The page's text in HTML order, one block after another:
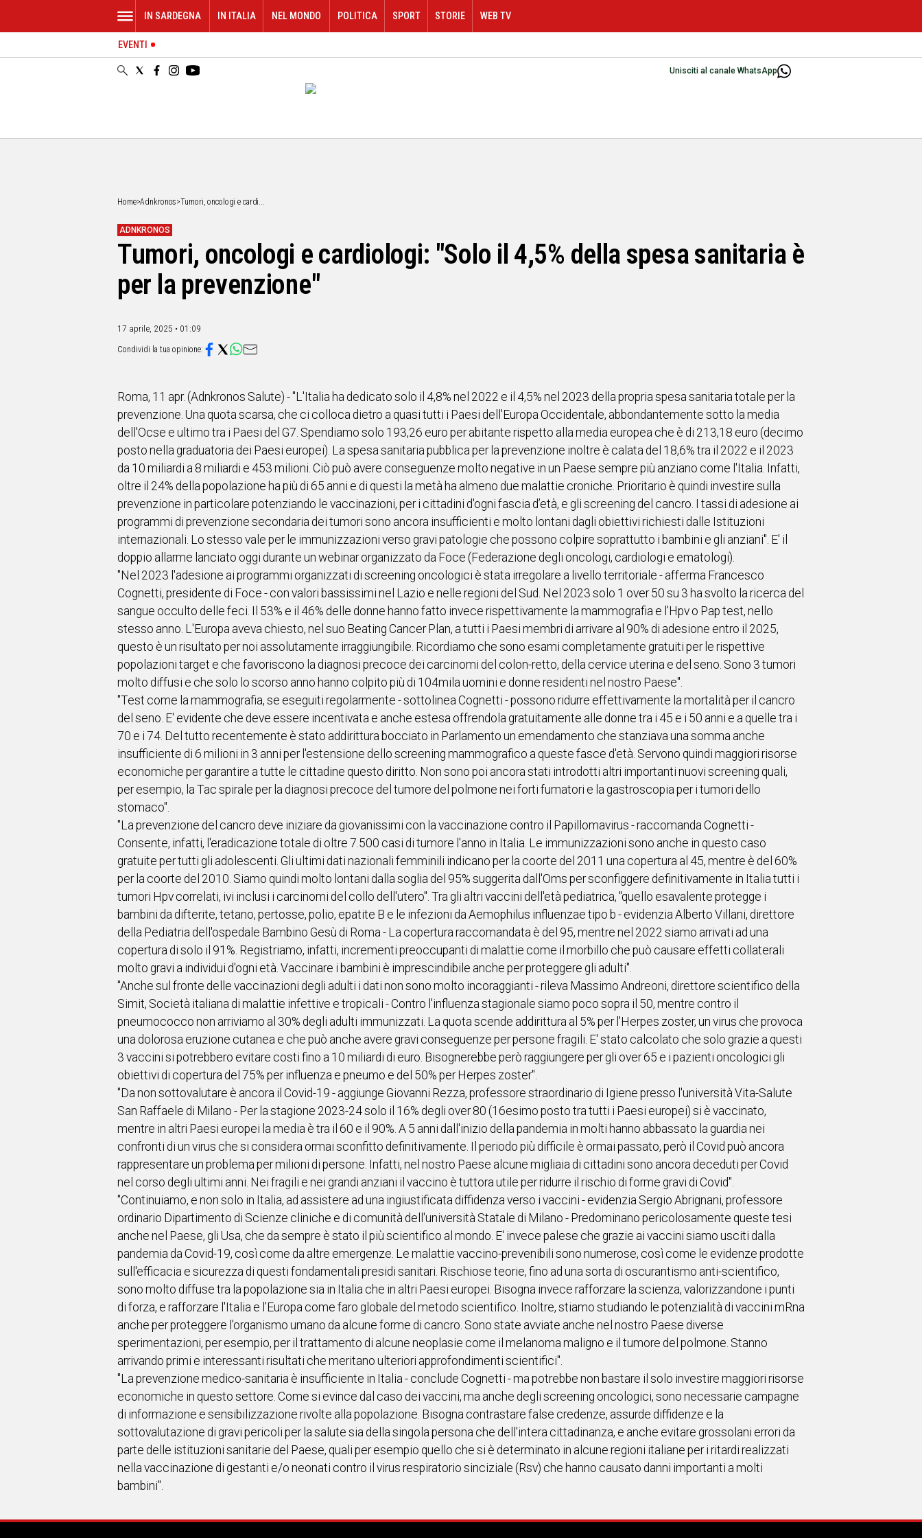
ORISTANO
Vai
Unisciti al canale WhatsApp
IN SARDEGNA IN ITALIA NEL MONDO POLITICA SPORT STORIE WEB TV
EVENTI
Home>Adnkronos>Tumori, oncologi e cardi...
ADNKRONOS
Tumori, oncologi e cardiologi: "Solo il 4,5% della spesa sanitaria è
per la prevenzione"
17 aprile, 2025 • 01:09
Roma, 11 apr. (Adnkronos Salute) - "L'Italia ha dedicato solo il 4,8% nel 2022 e il 4,5% nel 2023 della propria spesa sanitaria totale per la
prevenzione. Una quota scarsa, che ci colloca dietro a quasi tutti i Paesi dell'Europa Occidentale, abbondantemente sotto la media
dell'Ocse e ultimo tra i Paesi del G7. Spendiamo solo 193,26 euro per abitante rispetto alla media europea che è di 213,18 euro (decimo
posto nella graduatoria dei Paesi europei). La spesa sanitaria pubblica per la prevenzione inoltre è calata del 18,6% tra il 2022 e il 2023
da 10 miliardi a 8 miliardi e 453 milioni. Ciò può avere conseguenze molto negative in un Paese sempre più anziano come l'Italia. Infatti,
oltre il 24% della popolazione ha più di 65 anni e di questi la metà ha almeno due malattie croniche. Prioritario è quindi investire sulla
prevenzione in particolare potenziando le vaccinazioni, per i cittadini d'ogni fascia d’età, e gli screening del cancro. I tassi di adesione ai
programmi di prevenzione secondaria dei tumori sono ancora insufficienti e molto lontani dagli obiettivi richiesti dalle Istituzioni
internazionali. Lo stesso vale per le immunizzazioni verso gravi patologie che possono colpire soprattutto i bambini e gli anziani". E' il
doppio allarme lanciato oggi durante un webinar organizzato da Foce (Federazione degli oncologi, cardiologi e ematologi).
"Nel 2023 l'adesione ai programmi organizzati di screening oncologici è stata irregolare a livello territoriale - afferma Francesco
Cognetti, presidente di Foce - con valori bassissimi nel Lazio e nelle regioni del Sud. Nel 2023 solo 1 over 50 su 3 ha svolto la ricerca del
sangue occulto delle feci. Il 53% e il 46% delle donne hanno fatto invece rispettivamente la mammografia e l'Hpv o Pap test, nello
stesso anno. L'Europa aveva chiesto, nel suo Beating Cancer Plan, a tutti i Paesi membri di arrivare al 90% di adesione entro il 2025,
questo è un risultato per noi assolutamente irraggiungibile. Ricordiamo che sono esami completamente gratuiti per le rispettive
popolazioni target e che favoriscono la diagnosi precoce dei carcinomi del colon-retto, della cervice uterina e del seno. Sono 3 tumori
molto diffusi e che solo lo scorso anno hanno colpito più di 104mila uomini e donne residenti nel nostro Paese".
"Test come la mammografia, se eseguiti regolarmente - sottolinea Cognetti - possono ridurre effettivamente la mortalità per il cancro
del seno. E' evidente che deve essere incentivata e anche estesa offrendola gratuitamente alle donne tra i 45 e i 50 anni e a quelle tra i
70 e i 74. Del tutto recentemente è stato addirittura bocciato in Parlamento un emendamento che stanziava una somma anche
insufficiente di 6 milioni in 3 anni per l'estensione dello screening mammografico a queste fasce d'età. Servono quindi maggiori risorse
economiche per garantire a tutte le cittadine questo diritto. Non sono poi ancora stati introdotti altri importanti nuovi screening quali,
per esempio, la Tac spirale per la diagnosi precoce del tumore del polmone nei forti fumatori e la gastroscopia per i tumori dello
stomaco".
"La prevenzione del cancro deve iniziare da giovanissimi con la vaccinazione contro il Papillomavirus - raccomanda Cognetti -
Consente, infatti, l'eradicazione totale di oltre 7.500 casi di tumore l'anno in Italia. Le immunizzazioni sono anche in questo caso
gratuite per tutti gli adolescenti. Gli ultimi dati nazionali femminili indicano per la coorte del 2011 una copertura al 45, mentre è del 60%
per la coorte del 2010. Siamo quindi molto lontani dalla soglia del 95% suggerita dall'Oms per sconfiggere definitivamente in Italia tutti i
tumori Hpv correlati, ivi inclusi i carcinomi del collo dell'utero". Tra gli altri vaccini dell'età pediatrica, "quello esavalente protegge i
bambini da difterite, tetano, pertosse, polio, epatite B e le infezioni da Aemophilus influenzae tipo b - evidenzia Alberto Villani, direttore
della Pediatria dell'ospedale Bambino Gesù di Roma - La copertura raccomandata è del 95, mentre nel 2022 siamo arrivati ad una
copertura di solo il 91%. Registriamo, infatti, incrementi preoccupanti di malattie come il morbillo che può causare effetti collaterali
molto gravi a individui d'ogni età. Vaccinare i bambini è imprescindibile anche per proteggere gli adulti".
"Anche sul fronte delle vaccinazioni degli adulti i dati non sono molto incoraggianti - rileva Massimo Andreoni, direttore scientifico della
Simit, Società italiana di malattie infettive e tropicali - Contro l'influenza stagionale siamo poco sopra il 50, mentre contro il
pneumococco non arriviamo al 30% degli adulti immunizzati. La quota scende addirittura al 5% per l'Herpes zoster, un virus che provoca
una dolorosa eruzione cutanea e che può anche avere gravi conseguenze per persone fragili. E' stato calcolato che solo grazie a questi
3 vaccini si potrebbero evitare costi fino a 10 miliardi di euro. Bisognerebbe però raggiungere per gli over 65 e i pazienti oncologici gli
obiettivi di copertura del 75% per influenza e pneumo e del 50% per Herpes zoster".
"Da non sottovalutare è ancora il Covid-19 - aggiunge Giovanni Rezza, professore straordinario di Igiene presso l'università Vita-Salute
San Raffaele di Milano - Per la stagione 2023-24 solo il 16% degli over 80 (16esimo posto tra tutti i Paesi europei) si è vaccinato,
mentre in altri Paesi europei la media è tra il 60 e il 90%. A 5 anni dall'inizio della pandemia in molti hanno abbassato la guardia nei
confronti di un virus che si considera ormai sconfitto definitivamente. Il periodo più difficile è ormai passato, però il Covid può ancora
rappresentare un problema per milioni di persone. Infatti, nel nostro Paese alcune migliaia di cittadini sono ancora deceduti per Covid
nel corso degli ultimi anni. Nei fragili e nei grandi anziani il vaccino è tuttora utile per ridurre il rischio di forme gravi di Covid".
"Continuiamo, e non solo in Italia, ad assistere ad una ingiustificata diffidenza verso i vaccini - evidenzia Sergio Abrignani, professore
ordinario Dipartimento di Scienze cliniche e di comunità dell'università Statale di Milano - Predominano pericolosamente queste tesi
anche nel Paese, gli Usa, che da sempre è stato il più scientifico al mondo. E' invece palese che grazie ai vaccini siamo usciti dalla
pandemia da Covid-19, così come da altre emergenze. Le malattie vaccino-prevenibili sono numerose, così come le evidenze prodotte
sull'efficacia e sicurezza di questi fondamentali presidi sanitari. Rischiose teorie, fino ad una sorta di oscurantismo anti-scientifico,
sono molto diffuse tra la popolazione sia in Italia che in altri Paesi europei. Bisogna invece rafforzare la scienza, valorizzandone i punti
di forza, e rafforzare l'Italia e l’Europa come faro globale del metodo scientifico. Inoltre, stiamo studiando le potenzialità di vaccini mRna
anche per proteggere l'organismo umano da alcune forme di cancro. Sono state avviate anche nel nostro Paese diverse
sperimentazioni, per esempio, per il trattamento di alcune neoplasie come il melanoma maligno e il tumore del polmone. Stanno
arrivando primi e interessanti risultati che meritano ulteriori approfondimenti scientifici".
"La prevenzione medico-sanitaria è insufficiente in Italia - conclude Cognetti - ma potrebbe non bastare il solo investire maggiori risorse
economiche in questo settore. Come si evince dal caso dei vaccini, ma anche degli screening oncologici, sono necessarie campagne
di informazione e sensibilizzazione rivolte alla popolazione. Bisogna contrastare false credenze, assurde diffidenze e la
sottovalutazione di gravi pericoli per la salute sia della singola persona che dell'intera cittadinanza, e anche evitare grossolani errori da
parte delle istituzioni sanitarie del Paese, quali per esempio quello che si è determinato in alcune regioni italiane per i ritardi realizzati
nella vaccinazione di gestanti e/o neonati contro il virus respiratorio sinciziale (Rsv) che hanno causato danni importanti a molti
bambini".